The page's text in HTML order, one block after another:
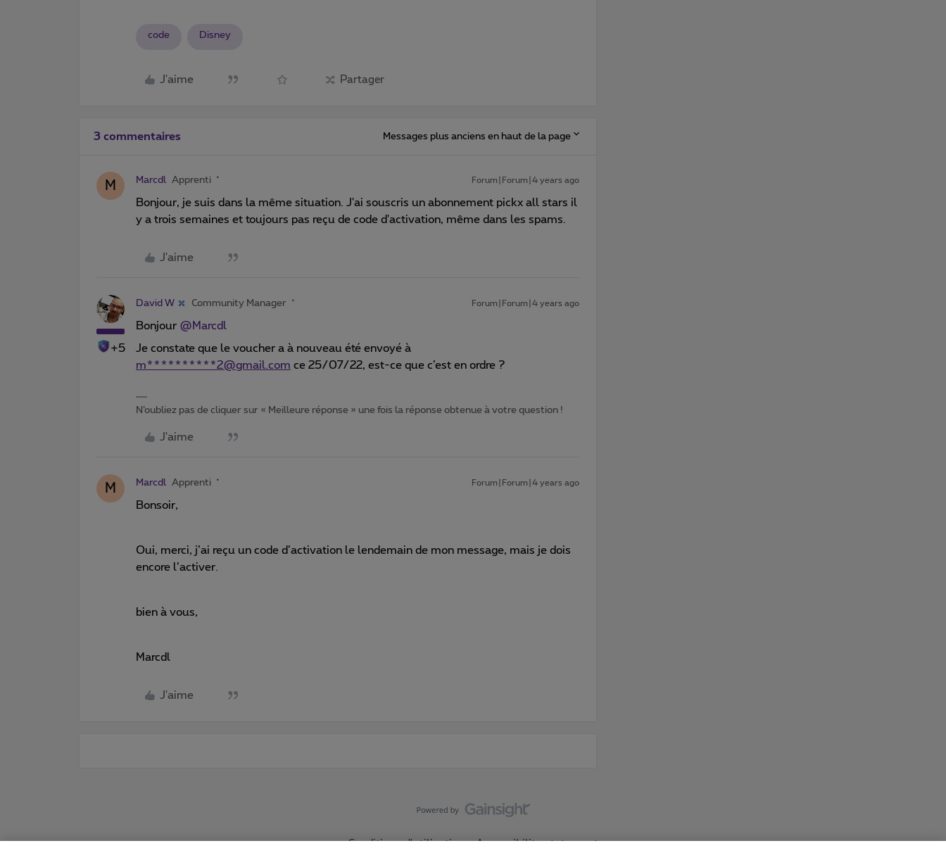
code Disney
J'aime Partager
3 commentaires Messages plus anciens en haut de la page
M Marcdl Apprenti Forum|Forum|4 years ago
Bonjour, je suis dans la même situation. J'ai souscris un abonnement pickx all stars il
y a trois semaines et toujours pas reçu de code d'activation, même dans les spams.
J'aime
+5
David W Community Manager Forum|Forum|4 years ago
Bonjour @Marcdl
Je constate que le voucher a à nouveau été envoyé à
m**********2@gmail.com ce 25/07/22, est-ce que c’est en ordre ?
N’oubliez pas de cliquer sur « Meilleure réponse » une fois la réponse obtenue à votre question !
J'aime
M Marcdl Apprenti Forum|Forum|4 years ago
Bonsoir,
Oui, merci, j’ai reçu un code d’activation le lendemain de mon message, mais je dois
encore l’activer.
bien à vous,
Marcdl
J'aime
Conditions d'utilisation Accessibility statement